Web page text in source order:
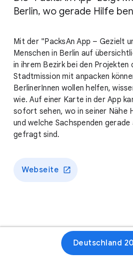
Berlin, wo gerade Hilfe
Mit der "PacksAn App – Gezielt
Menschen in Berlin auf
in ihrem Bezirk bei den Projekten
Stadtmission mit anpacken
BerlinerInnen wollen helfen,
wie. Auf einer Karte in der App
sofort sehen, wo in seiner Nähe
und welche Sachspenden gerade
gefragt sind.
Webseite
Deutschland